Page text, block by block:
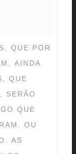
QUE POR
AINDA
QUE
SERÃO
QUE
OU
AS